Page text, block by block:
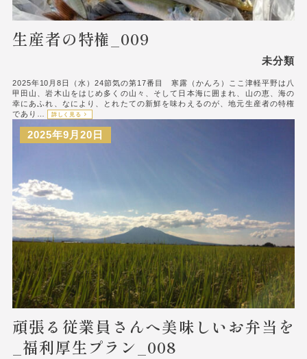
生産者の特権_009
未分類
2025年10月8日（水）24節気の第17番目 寒露（かんろ）ここ津軽平野は八
甲田山、岩木山をはじめ多くの山々、そして日本海に囲まれ、山の恵、海の
幸にあふれ、なにより、とれたての新鮮を味わえるのが、地元生産者の特権
であり…
詳しく見る
2025年9月20日
頑張る従業員さんへ美味しいお弁当を
_福利厚生プラン_008